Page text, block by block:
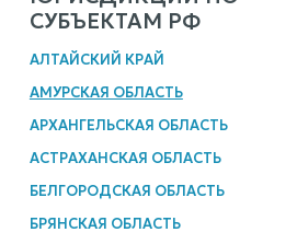
СУБЪЕКТАМ РФ
АЛТАЙСКИЙ КРАЙ
АМУРСКАЯ ОБЛАСТЬ
АРХАНГЕЛЬСКАЯ ОБЛАСТЬ
АСТРАХАНСКАЯ ОБЛАСТЬ
БЕЛГОРОДСКАЯ ОБЛАСТЬ
БРЯНСКАЯ ОБЛАСТЬ